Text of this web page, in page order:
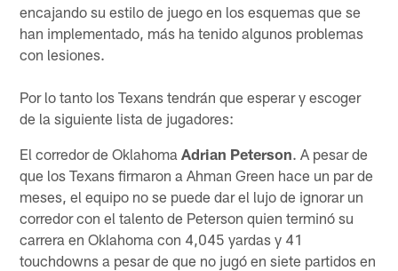
encajando su estilo de juego en los esquemas que se
han implementado, más ha tenido algunos problemas
con lesiones.
Por lo tanto los Texans tendrán que esperar y escoger
de la siguiente lista de jugadores:
El corredor de OklahomaAdrian Peterson. A pesar de
que los Texans firmaron a Ahman Green hace un par de
meses, el equipo no se puede dar el lujo de ignorar un
corredor con el talento de Peterson quien terminó su
carrera en Oklahoma con 4,045 yardas y 41
touchdowns a pesar de que no jugó en siete partidos en